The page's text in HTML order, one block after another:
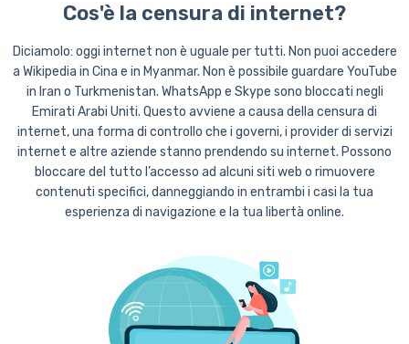
Cos'è la censura di internet?
Diciamolo: oggi internet non è uguale per tutti. Non puoi accedere
a Wikipedia in Cina e in Myanmar. Non è possibile guardare YouTube
in Iran o Turkmenistan. WhatsApp e Skype sono bloccati negli
Emirati Arabi Uniti. Questo avviene a causa della censura di
internet, una forma di controllo che i governi, i provider di servizi
internet e altre aziende stanno prendendo su internet. Possono
bloccare del tutto l’accesso ad alcuni siti web o rimuovere
contenuti specifici, danneggiando in entrambi i casi la tua
esperienza di navigazione e la tua libertà online.